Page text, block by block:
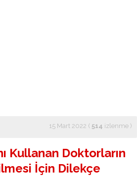
15 Mart 2022 ( 514 izlenme )
Kullanan Doktorların
İçin Dilekçe